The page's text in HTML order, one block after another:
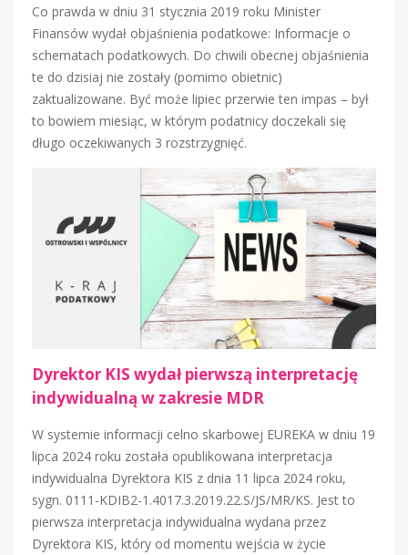
Co prawda w dniu 31 stycznia 2019 roku Minister
Finansów wydał objaśnienia podatkowe: Informacje o
schematach podatkowych. Do chwili obecnej objaśnienia
te do dzisiaj nie zostały (pomimo obietnic)
zaktualizowane. Być może lipiec przerwie ten impas – był
to bowiem miesiąc, w którym podatnicy doczekali się
długo oczekiwanych 3 rozstrzygnięć.
Dyrektor KIS wydał pierwszą interpretację
indywidualną w zakresie MDR
W systemie informacji celno skarbowej EUREKA w dniu 19
lipca 2024 roku została opublikowana interpretacja
indywidualna Dyrektora KIS z dnia 11 lipca 2024 roku,
sygn. 0111-KDIB2-1.4017.3.2019.22.S/JS/MR/KS. Jest to
pierwsza interpretacja indywidualna wydana przez
Dyrektora KIS, który od momentu wejścia w życie